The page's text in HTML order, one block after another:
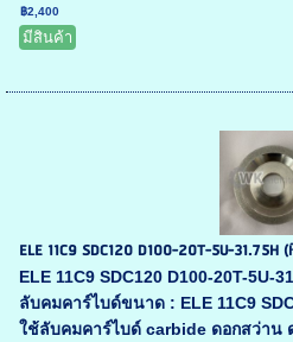
฿2,400
มีสินค้า
ELE 11C9 SDC120 D100-20T-5U-31.75H
ELE 11C9 SDC120 D100-20T-5U-
ลับคมคาร์ไบด์ขนาด : ELE 11C9
ใช้ลับคมคาร์ไบด์ carbide ดอกสว่าน